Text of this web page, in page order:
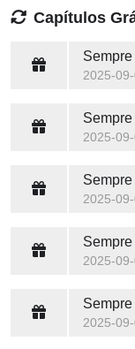
Capítulos
2025-
2025-
2025-
2025-
2025-